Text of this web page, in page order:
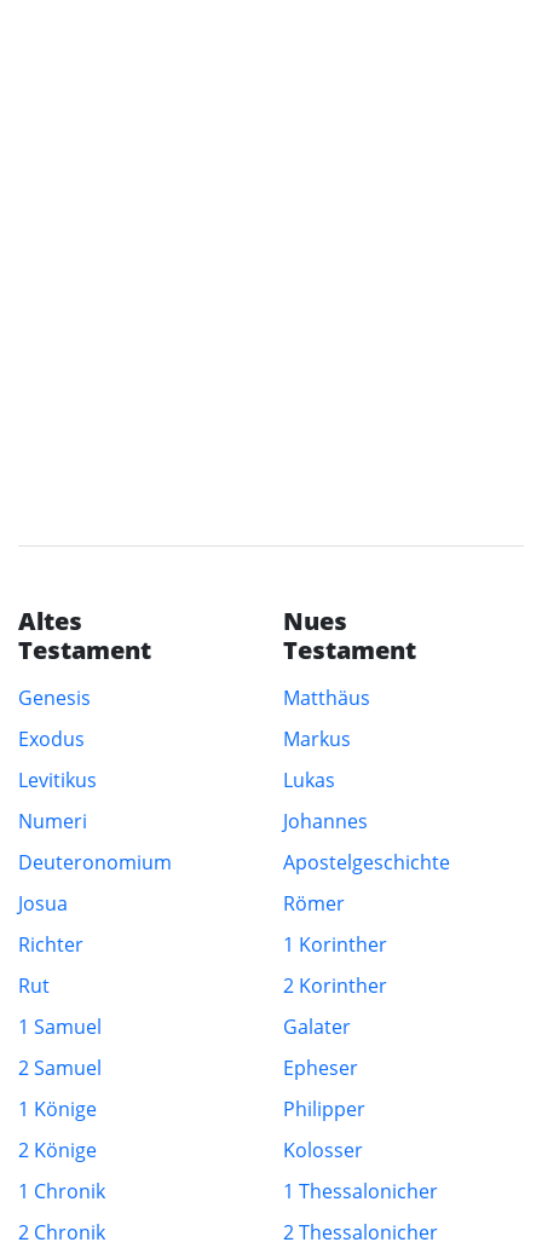
Altes
Testament
Genesis
Exodus
Levitikus
Numeri
Deuteronomium
Josua
Richter
Rut
1 Samuel
2 Samuel
1 Könige
2 Könige
1 Chronik
2 Chronik
Nues
Testament
Matthäus
Markus
Lukas
Johannes
Apostelgeschichte
Römer
1 Korinther
2 Korinther
Galater
Epheser
Philipper
Kolosser
1 Thessalonicher
2 Thessalonicher